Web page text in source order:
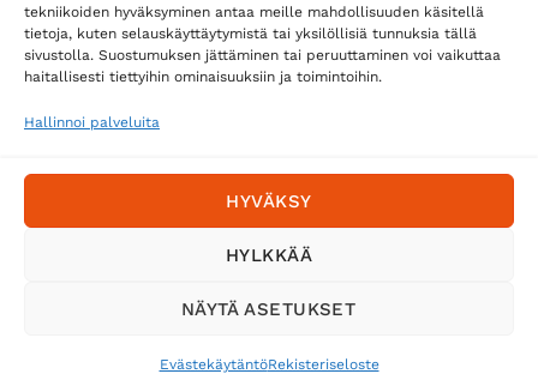
tekniikoiden hyväksyminen antaa meille mahdollisuuden käsitellä
tietoja, kuten selauskäyttäytymistä tai yksilöllisiä tunnuksia tällä
sivustolla. Suostumuksen jättäminen tai peruuttaminen voi vaikuttaa
haitallisesti tiettyihin ominaisuuksiin ja toimintoihin.
Hallinnoi palveluita
HYVÄKSY
HYLKKÄÄ
NÄYTÄ ASETUKSET
EvästekäytäntöRekisteriseloste
Toimitustavat
Posti
Matkahuolto
Tilaa uutiskirje ja saat erikoisalennuksia